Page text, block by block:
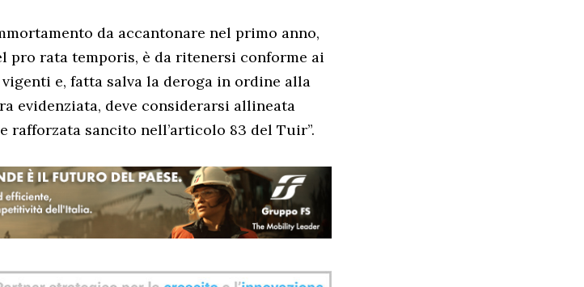
da accantonare nel primo anno,
pro rata temporis, è da ritenersi conforme ai
e, fatta salva la deroga in ordine alla
evidenziata, deve considerarsi allineata
rafforzata sancito nell’articolo 83 del Tuir”.